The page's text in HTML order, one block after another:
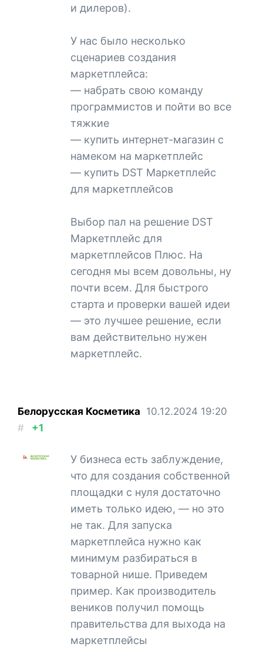
и дилеров).
У нас было несколько
сценариев создания
маркетплейса:
— набрать свою команду
программистов и пойти во все
тяжкие
— купить интернет-магазин с
намеком на маркетплейс
— купить DST Маркетплейс
для маркетплейсов
Выбор пал на решение DST
Маркетплейс для
маркетплейсов Плюс. На
сегодня мы всем довольны, ну
почти всем. Для быстрого
старта и проверки вашей идеи
— это лучшее решение, если
вам действительно нужен
маркетплейс.
Белорусская Косметика 10.12.2024 19:20
#
+1
У бизнеса есть заблуждение,
что для создания собственной
площадки с нуля достаточно
иметь только идею, — но это
не так. Для запуска
маркетплейса нужно как
минимум разбираться в
товарной нише. Приведем
пример. Как производитель
веников получил помощь
правительства для выхода на
маркетплейсы